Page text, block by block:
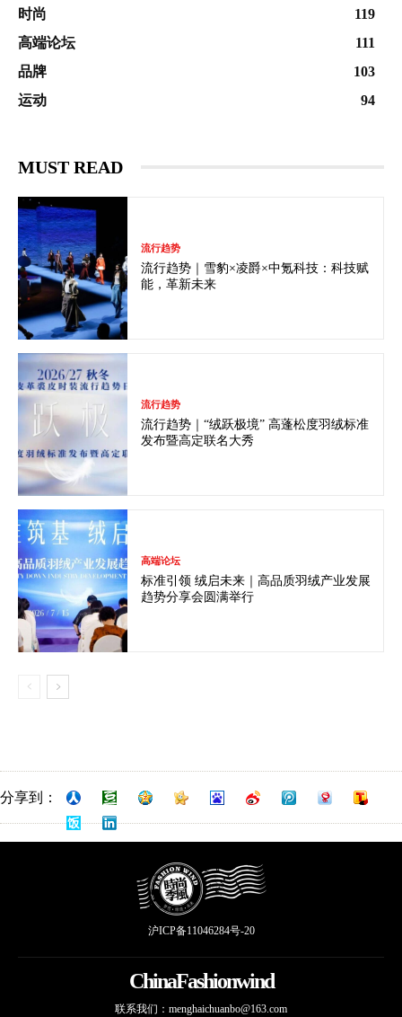
时尚
119
高端论坛
111
品牌
103
运动
94
MUST READ
流行趋势
流行趋势｜雪豹×凌爵×中氪科技：科技赋
能，革新未来
流行趋势
流行趋势｜“绒跃极境” 高蓬松度羽绒标准
发布暨高定联名大秀
高端论坛
标准引领 绒启未来｜高品质羽绒产业发展
趋势分享会圆满举行
分享到：
沪ICP备11046284号-20
ChinaFashionwind
联系我们： menghaichuanbo@163.com